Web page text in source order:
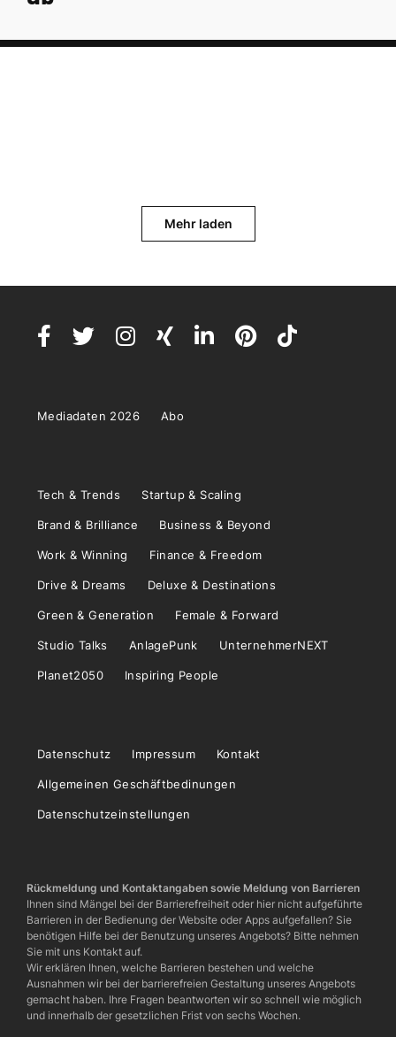
Mehr laden
Mediadaten 2026 Abo
Tech & Trends Startup & Scaling
Brand & Brilliance Business & Beyond
Work & Winning Finance & Freedom
Drive & Dreams Deluxe & Destinations
Green & Generation Female & Forward
Studio Talks AnlagePunk UnternehmerNEXT
Planet2050 Inspiring People
Datenschutz Impressum Kontakt
Allgemeinen Geschäftbedinungen
Datenschutzeinstellungen
Rückmeldung und Kontaktangaben sowie Meldung von Barrieren
Ihnen sind Mängel bei der Barrierefreiheit oder hier nicht aufgeführte
Barrieren in der Bedienung der Website oder Apps aufgefallen? Sie
benötigen Hilfe bei der Benutzung unseres Angebots? Bitte nehmen
Sie mit uns Kontakt auf.
Wir erklären Ihnen, welche Barrieren bestehen und welche
Ausnahmen wir bei der barrierefreien Gestaltung unseres Angebots
gemacht haben. Ihre Fragen beantworten wir so schnell wie möglich
und innerhalb der gesetzlichen Frist von sechs Wochen.